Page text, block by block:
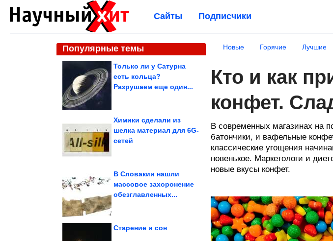
Сайты Подписчики
Популярные темы
Только ли у Сатурна
есть кольца?
Разрушаем еще один...
Химики сделали из
шелка материал для 6G-
сетей
В Словакии нашли
массовое захоронение
обезглавленных...
Старение и сон
Новые Горячие Лучшие
Кто и как
конфет.
В современных магазинах на
батончики, и вафельные
классические угощения
новенькое. Маркетологи и
новые вкусы конфет.